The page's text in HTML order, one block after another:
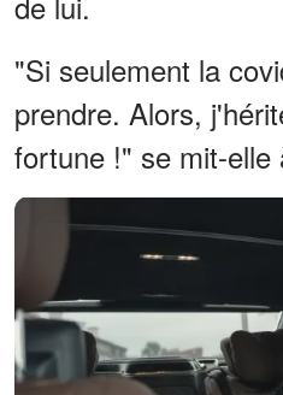
"Si seulement la
prendre. Alors,
fortune !" se mit-elle